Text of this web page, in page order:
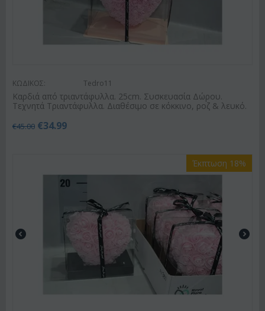
ΚΩΔΙΚΟΣ: Tedro11
Καρδιά από τριαντάφυλλα. 25cm. Συσκευασία Δώρου.
Τεχνητά Τριαντάφυλλα. Διαθέσιμο σε κόκκινο, ροζ & λευκό.
€45.00 €34.99
Έκπτωση 18%